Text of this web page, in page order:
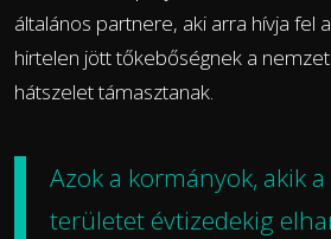
általános partnere, aki arra hívja fel
hirtelen jött tőkebőségnek a
hátszelet támasztanak.
Azok a kormányok, akik
területet évtizedekig